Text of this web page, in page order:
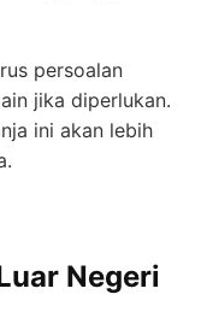
persoalan
jika diperlukan.
ini akan lebih
Negeri